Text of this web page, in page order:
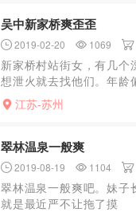
吴中新家桥爽歪歪
2019-02-20 1069
新家桥村站街女，有几个
想泄火就去找他们。年龄
哦，夹得紧紧，价格便宜
得一个美妇三十岁左右，
江苏-苏州
翠林温泉一般爽
2019-08-19 1104
翠林温泉一般爽吧。妹子
就是最近严不让拖了摸